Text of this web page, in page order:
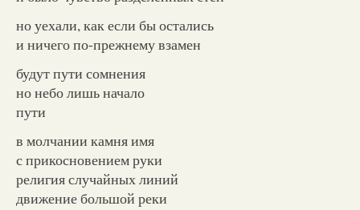
но уехали, как если бы остались
и ничего по-прежнему взамен
будут пути сомнения
но небо лишь начало
пути
в молчании камня имя
с прикосновением руки
религия случайных линий
движение большой реки